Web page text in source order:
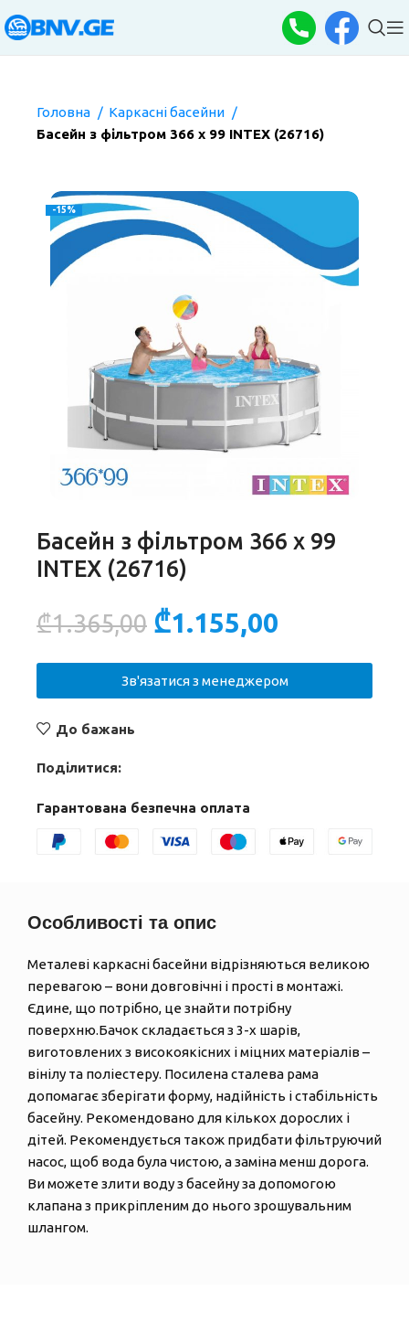
Головна
Каркасні басейни
Басейн з фільтром 366 х 99 INTEX (26716)
-15%
Басейн з фільтром 366 х 99
INTEX (26716)
₾1.365,00 ₾1.155,00
Зв'язатися з менеджером
До бажань
Поділитися:
Гарантована безпечна оплата
Особливості та опис
Металеві каркасні басейни відрізняються великою
перевагою – вони довговічні і прості в монтажі.
Єдине, що потрібно, це знайти потрібну
поверхню.Бачок складається з 3-х шарів,
виготовлених з високоякісних і міцних матеріалів –
вінілу та поліестеру. Посилена сталева рама
допомагає зберігати форму, надійність і стабільність
басейну. Рекомендовано для кількох дорослих і
дітей. Рекомендується також придбати фільтруючий
насос, щоб вода була чистою, а заміна менш дорога.
Ви можете злити воду з басейну за допомогою
клапана з прикріпленим до нього зрошувальним
шлангом.